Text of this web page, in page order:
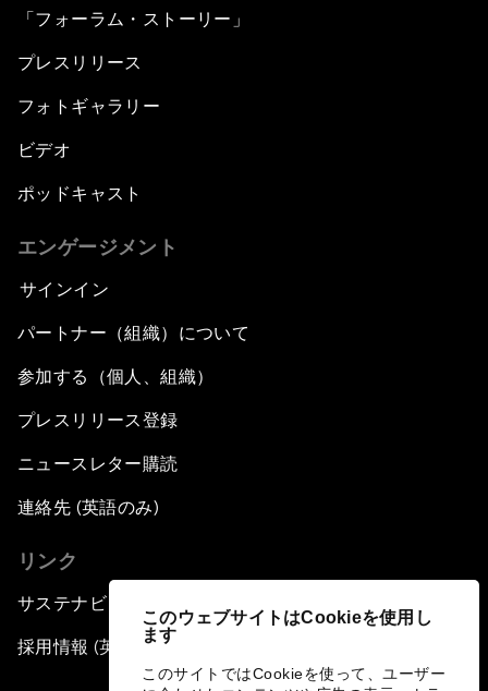
このウェブサイトはCookieを使用し
ます
このサイトではCookieを使って、ユーザー
「フォーラム・ストーリー」
プレスリリース
フォトギャラリー
ビデオ
ポッドキャスト
エンゲージメント
サインイン
パートナー（組織）について
参加する（個人、組織）
プレスリリース登録
ニュースレター購読
連絡先 (英語のみ)
リンク
サステナビリティへの取り組み
採用情報 (英語のみ)